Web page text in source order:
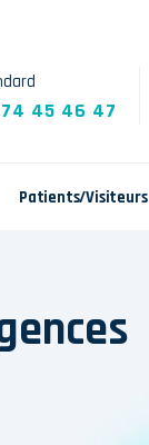
45 46 47
Patients/Visiteurs